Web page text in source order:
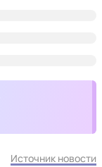
Источник новости